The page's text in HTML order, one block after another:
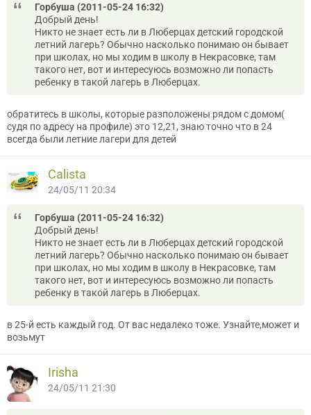
Горбуша (2011-05-24 16:32)
Добрый день!
Никто не знает есть ли в Люберцах детский городской
летний лагерь? Обычно насколько понимаю он бывает
при школах, но мы ходим в школу в Некрасовке, там
такого нет, вот и интересуюсь возможно ли попасть
ребенку в такой лагерь в Люберцах.
обратитесь в школы, которые разположены рядом с домом(
судя по адресу на профиле) это 12,21, знаю точно что в 24
всегда были летние лагери для детей
Cаlistа
24/05/11 20:34
Горбуша (2011-05-24 16:32)
Добрый день!
Никто не знает есть ли в Люберцах детский городской
летний лагерь? Обычно насколько понимаю он бывает
при школах, но мы ходим в школу в Некрасовке, там
такого нет, вот и интересуюсь возможно ли попасть
ребенку в такой лагерь в Люберцах.
в 25-й есть каждый год. От вас недалеко тоже. Узнайте,может и
возьмут
Irisha
24/05/11 21:30